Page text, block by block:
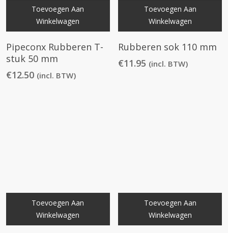
Toevoegen Aan
Winkelwagen
Pipeconx Rubberen T-
stuk 50 mm
€12.50 (incl. BTW)
Toevoegen Aan
Winkelwagen
Rubberen sok 110 mm
€11.95 (incl. BTW)
Toevoegen Aan
Winkelwagen
Toevoegen Aan
Winkelwagen